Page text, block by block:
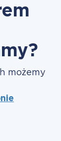
możemy